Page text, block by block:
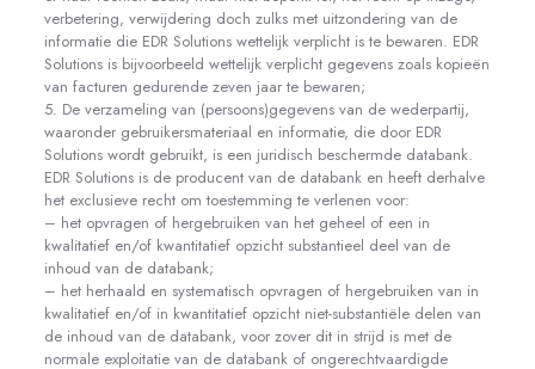
verbetering, verwijdering doch zulks met uitzondering van de
informatie die EDR Solutions wettelijk verplicht is te bewaren. EDR
Solutions is bijvoorbeeld wettelijk verplicht gegevens zoals kopieën
van facturen gedurende zeven jaar te bewaren;
5. De verzameling van (persoons)gegevens van de wederpartij,
waaronder gebruikersmateriaal en informatie, die door EDR
Solutions wordt gebruikt, is een juridisch beschermde databank.
EDR Solutions is de producent van de databank en heeft derhalve
het exclusieve recht om toestemming te verlenen voor:
– het opvragen of hergebruiken van het geheel of een in
kwalitatief en/of kwantitatief opzicht substantieel deel van de
inhoud van de databank;
– het herhaald en systematisch opvragen of hergebruiken van in
kwalitatief en/of in kwantitatief opzicht niet-substantiële delen van
de inhoud van de databank, voor zover dit in strijd is met de
normale exploitatie van de databank of ongerechtvaardigde